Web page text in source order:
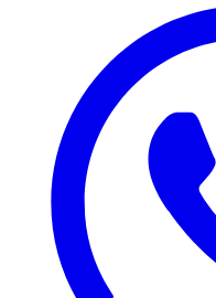
Solo punteggio 4+
Parcheggio incluso
Colazione inclusa